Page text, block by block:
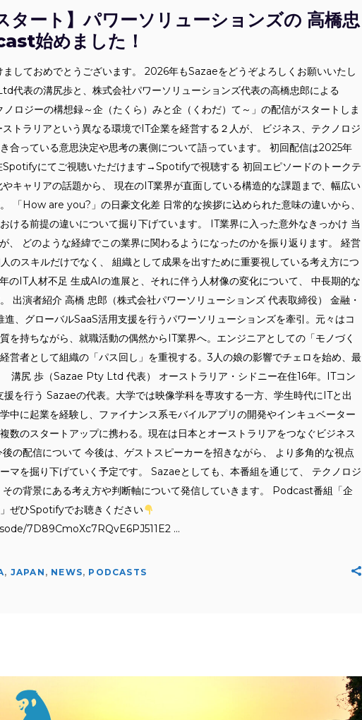
タート】パワーソリューションズの 高橋忠
始めました！
ておめでとうございます。 2026年もSazaeをどうぞよろしくお願いいたし
代表の溝尻歩と、株式会社パワーソリューションズ代表の高橋忠郎による
ロジーの構想録～企（たくら）みと企（くわだ）て～」の配信がスタートしま
トラリアという異なる環境でIT企業を経営する２人が、 ビジネス、テクノロジ
合っている意思決定や思考の裏側について語っています。 初回配信は2025年
Spotifyにてご視聴いただけます→Spotifyで視聴する 初回エピソードのトークテ
キャリアの話題から、 現在のIT業界が直面している構造的な課題まで、幅広い
「How are you?」の日豪文化差 日常的な挨拶に込められた意味の違いから、
ける前提の違いについて掘り下げています。 IT業界に入った意外なきっかけ 当
、 どのような経緯でこの業界に関わるようになったのかを振り返ります。 経営
のスキルだけでなく、 組織として成果を出すために重要視している考え方につ
のIT人材不足 生成AIの進展と、それに伴う人材像の変化について、 中長期的な
出演者紹介 高橋 忠郎（株式会社パワーソリューションズ 代表取締役） 金融・
、グローバルSaaS活用支援を行うパワーソリューションズを牽引。元々はコ
を持ちながら、就職活動の偶然からIT業界へ。エンジニアとしての「モノづく
営者として組織の「パス回し」を重視する。3人の娘の影響でチェロを始め、最
歩（Sazae Pty Ltd 代表） オーストラリア・シドニー在住16年。ITコン
を行う Sazaeの代表。大学では映像学科を専攻する一方、学生時代にITと出
中に起業を経験し、ファイナンス系モバイルアプリの開発やインキュベーター
数のスタートアップに携わる。現在は日本とオーストラリアをつなぐビジネス
の配信について 今後は、ゲストスピーカーを招きながら、 より多角的な視点
マを掘り下げていく予定です。 Sazaeとしても、本番組を通じて、 テクノロジ
の背景にある考え方や判断軸について発信していきます。 Podcast番組「企
」ぜひSpotifyでお聴きください
7D89CmoXc7RQvE6PJ511E2
, JAPAN , NEWS, PODCASTS